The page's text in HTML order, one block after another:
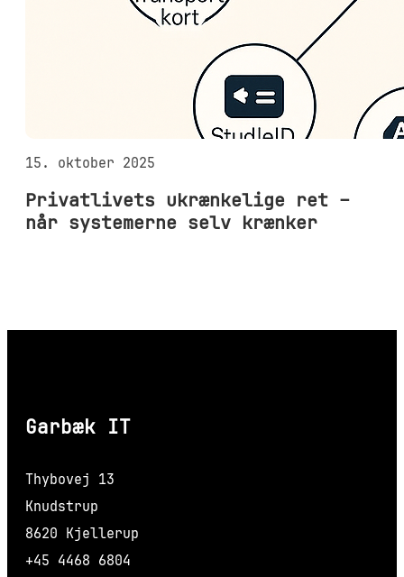
15. oktober 2025
Privatlivets ukrænkelige ret –
når systemerne selv krænker
Garbæk IT
Thybovej 13
Knudstrup
8620 Kjellerup
+45 4468 6804